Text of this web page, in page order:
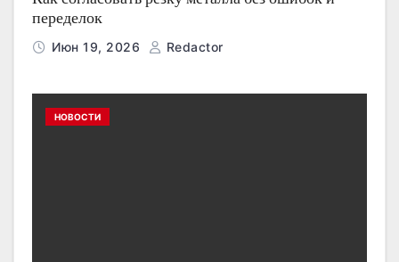
переделок
Июн 19, 2026 Redactor
НОВОСТИ